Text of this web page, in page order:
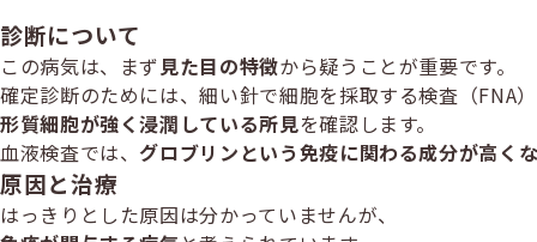
診断について
この病気は、まず見た目の特徴から疑うことが重要です。
確定診断のためには、細い針で細胞を採取する検査（FNA
形質細胞が強く浸潤している所見を確認します。
血液検査では、 グロブリンという免疫に関わる成分が高く
原因と治療
はっきりとした原因は分かっていませんが、